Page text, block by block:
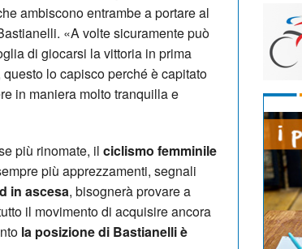
ambiscono entrambe a portare al
«A volte sicuramente può
di giocarsi la vittoria in prima
lo capisco perché è capitato
in maniera molto tranquilla e
più rinomate, il ciclismo femminile
più apprezzamenti, segnali
in ascesa, bisognerà provare a
il movimento di acquisire ancora
la posizione di Bastianelli è